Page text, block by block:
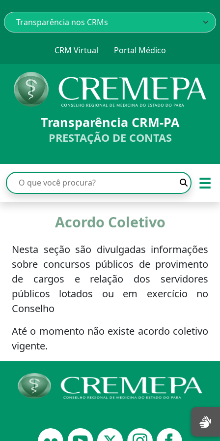
CRM Virtual Portal Médico
Transparência CRM-PA
PRESTAÇÃO DE CONTAS
☰
Acordo Coletivo
Nesta seção são divulgadas informações
sobre concursos públicos de provimento
de cargos e relação dos servidores
públicos lotados ou em exercício no
Conselho
Até o momento não existe acordo coletivo
vigente.